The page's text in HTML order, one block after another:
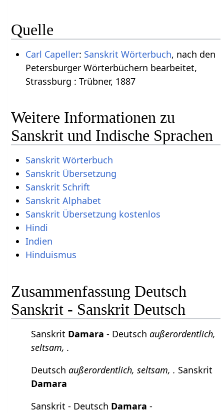
Quelle
Carl Capeller: Sanskrit Wörterbuch, nach den
Petersburger Wörterbüchern bearbeitet,
Strassburg : Trübner, 1887
Weitere Informationen zu
Sanskrit und Indische Sprachen
Sanskrit Wörterbuch
Sanskrit Übersetzung
Sanskrit Schrift
Sanskrit Alphabet
Sanskrit Übersetzung kostenlos
Hindi
Indien
Hinduismus
Zusammenfassung Deutsch
Sanskrit - Sanskrit Deutsch
Sanskrit Damara - Deutschaußerordentlich,
seltsam, .
Deutschaußerordentlich, seltsam, . Sanskrit
Damara
Sanskrit - Deutsch Damara -